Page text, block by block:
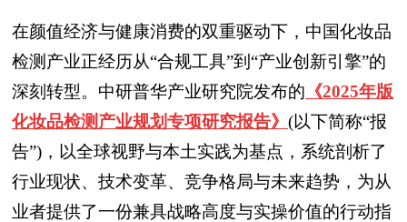
在颜值经济与健康消费的双重驱动下，中国化妆品
检测产业正经历从“合规工具”到“产业创新引擎”的
深刻转型。中研普华产业研究院发布的 《2025年版
化妆品检测产业规划专项研究报告》 (以下简称“报
告”)，以全球视野与本土实践为基点，系统剖析了
行业现状、技术变革、竞争格局与未来趋势，为从
业者提供了一份兼具战略高度与实操价值的行动指